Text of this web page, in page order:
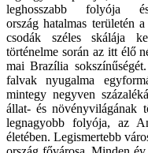
leghosszabb folyója
ország hatalmas területén
csodák széles skálája
történelme során az itt élő
mai Brazília
falvak nyugalma
mintegy negyven
állat- és növényvilágának
legnagyobb folyója, az
életében. Legismertebb